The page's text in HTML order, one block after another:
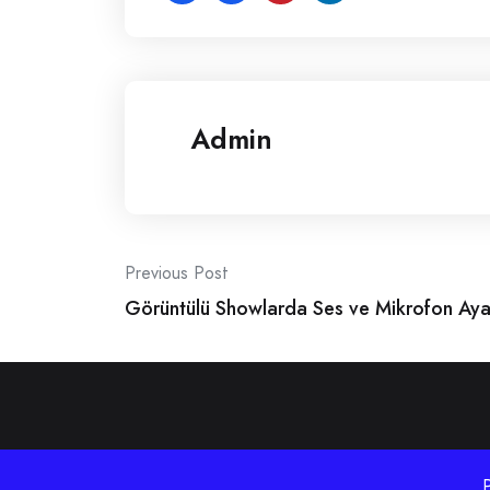
Admin
Post
navigation
Previous Post
Görüntülü Showlarda Ses ve Mikrofon